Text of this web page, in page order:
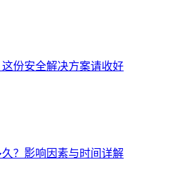
份安全解决方案请收好
？影响因素与时间详解